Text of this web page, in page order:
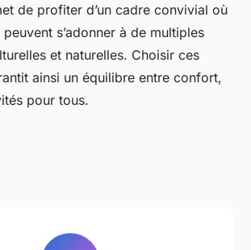
de profiter d’un cadre convivial où
s’adonner à de multiples
et naturelles. Choisir ces
ainsi un équilibre entre confort,
pour tous.